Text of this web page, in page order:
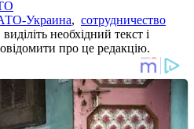
Украина, сотрудничество
необхідний текст і
про це редакцію.